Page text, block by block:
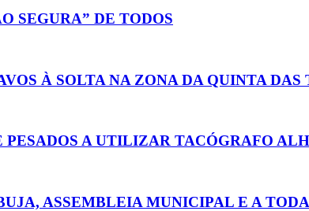
SEGURA” DE TODOS
À SOLTA NA ZONA DA QUINTA DAS
A UTILIZAR TACÓGRAFO
ASSEMBLEIA MUNICIPAL E A